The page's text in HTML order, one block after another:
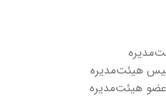
هیئت‌مدیره
هیئت‌مدیره